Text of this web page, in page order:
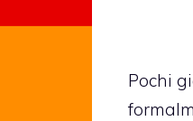
Pochi